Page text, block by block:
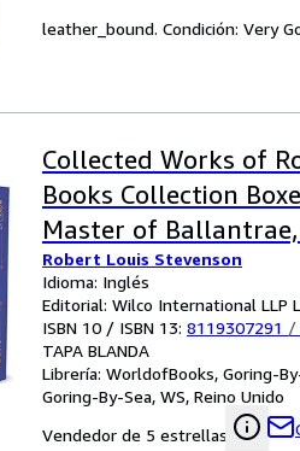
leather_bound. Condición: Very
Collected Works of
Books Collection
Master of
Kidnapped, The
Mr. Hyde & More)
Robert Louis Stevenson
Idioma: Inglés
Editorial: Wilco International LLP
ISBN 10 / ISBN 13: 8119307291 /
TAPA BLANDA
Librería: WorldofBooks, Goring-
Goring-By-Sea, WS, Reino Unido
Vendedor de 5 estrellas